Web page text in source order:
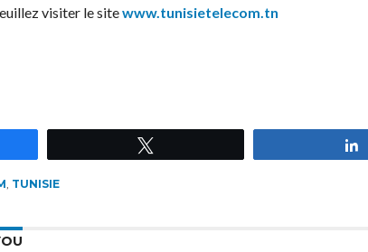
visiter le sitewww.tunisietelecom.tn
, TUNISIE